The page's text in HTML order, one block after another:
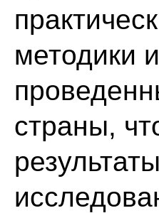
методики
страны,